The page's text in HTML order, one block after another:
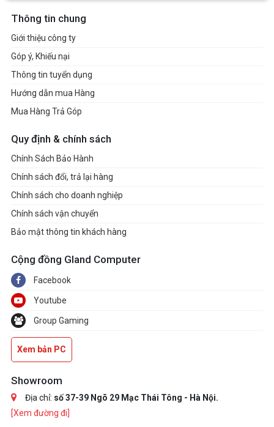
Thông tin chung
Giới thiệu công ty
Góp ý, Khiếu nại
Thông tin tuyển dụng
Hướng dẫn mua Hàng
Mua Hàng Trả Góp
Quy định & chính sách
Chính Sách Bảo Hành
Chính sách đổi, trả lại hàng
Chính sách cho doanh nghiệp
Chính sách vận chuyển
Bảo mật thông tin khách hàng
Cộng đồng Gland Computer
Facebook
Youtube
Group Gaming
Xem bản PC
Showroom
Địa chỉ: số 37-39 Ngõ 29 Mạc Thái Tông - Hà Nội.
[Xem đường đi]